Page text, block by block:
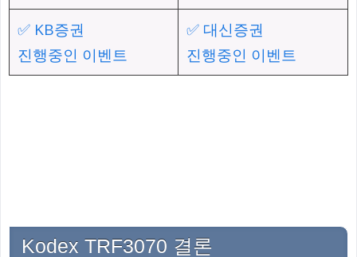
✅ KB증권
진행중인 이벤트
✅ 대신증권
진행중인 이벤트
Kodex TRF3070 결론